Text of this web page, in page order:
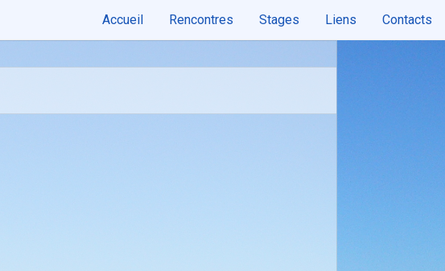
Accueil Rencontres Stages Liens Contacts